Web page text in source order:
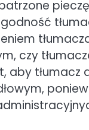
czy
aby tłumacz